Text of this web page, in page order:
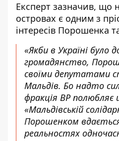
Експерт зазначив, що
островах є одним з
інтересів Порошенка
«Якби в Україні було
громадянство,
своїми депутатами
Мальдів. Бо надто
фракція ВР полюбляє
«Мальдівській
Порошенком
реальностях